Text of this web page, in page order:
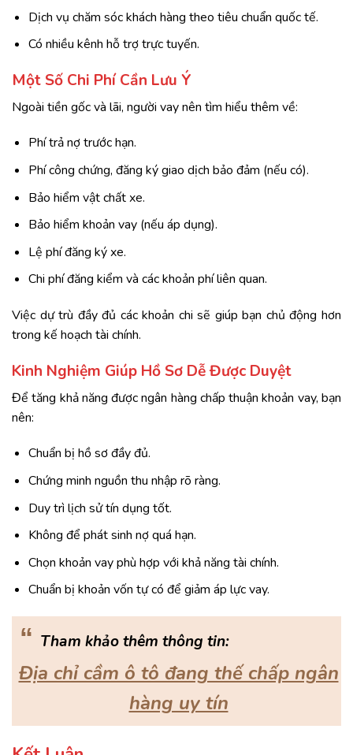
Dịch vụ chăm sóc khách hàng theo tiêu chuẩn quốc tế.
Có nhiều kênh hỗ trợ trực tuyến.
Một Số Chi Phí Cần Lưu Ý
Ngoài tiền gốc và lãi, người vay nên tìm hiểu thêm về:
Phí trả nợ trước hạn.
Phí công chứng, đăng ký giao dịch bảo đảm (nếu có).
Bảo hiểm vật chất xe.
Bảo hiểm khoản vay (nếu áp dụng).
Lệ phí đăng ký xe.
Chi phí đăng kiểm và các khoản phí liên quan.
Việc dự trù đầy đủ các khoản chi sẽ giúp bạn chủ động hơn
trong kế hoạch tài chính.
Kinh Nghiệm Giúp Hồ Sơ Dễ Được Duyệt
Để tăng khả năng được ngân hàng chấp thuận khoản vay, bạn
nên:
Chuẩn bị hồ sơ đầy đủ.
Chứng minh nguồn thu nhập rõ ràng.
Duy trì lịch sử tín dụng tốt.
Không để phát sinh nợ quá hạn.
Chọn khoản vay phù hợp với khả năng tài chính.
Chuẩn bị khoản vốn tự có để giảm áp lực vay.
“ Tham khảo thêm thông tin:
Địa chỉ cầm ô tô đang thế chấp ngân
hàng uy tín